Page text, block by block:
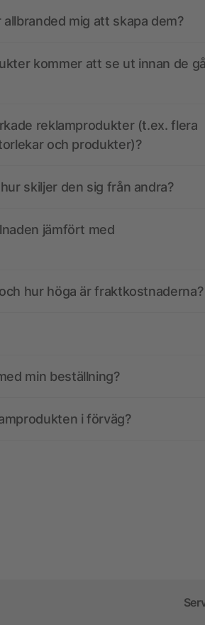
mig att skapa dem?
kommer att se ut innan de
reklamprodukter (t.ex. flera
och produkter)?
skiljer den sig från andra?
jämfört med
hur höga är fraktkostnaderna?
min beställning?
i förväg?